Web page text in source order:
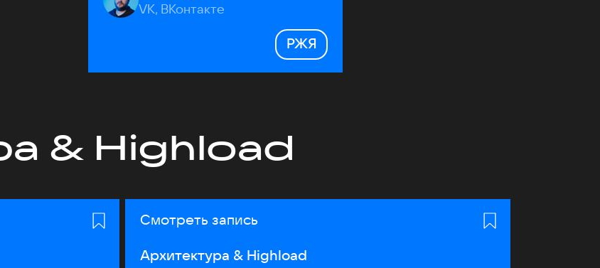
VK, ВКонтакте
РЖЯ
& Highload
Смотреть запись
Архитектура & Highload